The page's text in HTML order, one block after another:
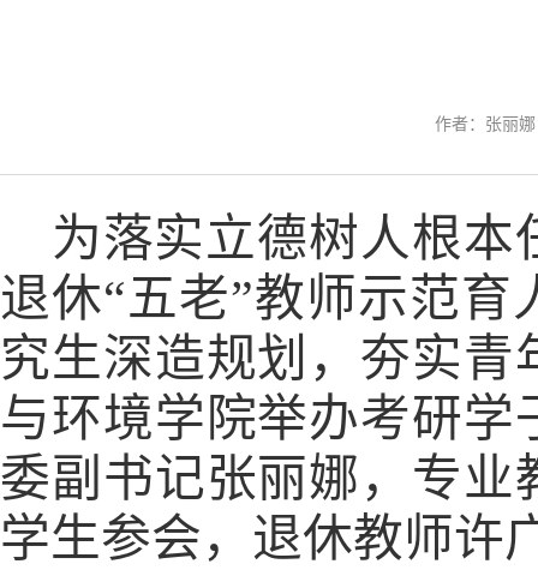
作者：张丽娜
为落实立德树人根
退休“五老”教师示范育
究生深造规划，夯实
与环境学院举办考研
委副书记张丽娜，专
学生参会，退休教师许